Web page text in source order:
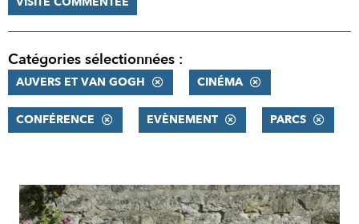
Catégories sélectionnées :
AUVERS ET VAN GOGH CINÉMA
CONFÉRENCE EVÈNEMENT PARCS
RÉSULTATS